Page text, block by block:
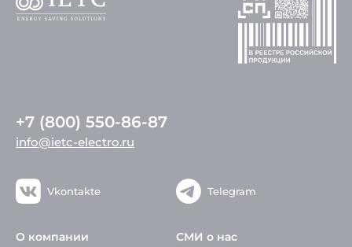
+7 (800) 550-86-87
info@ietc-electro.ru
Vkontakte Telegram
О компании СМИ о нас